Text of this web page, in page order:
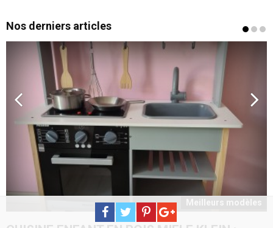
Nos derniers articles
Meilleurs modèles